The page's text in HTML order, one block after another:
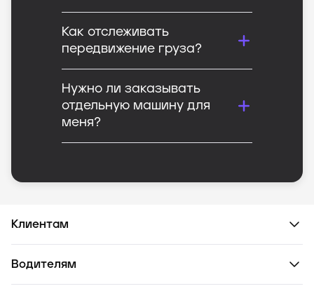
Как отслеживать
передвижение груза?
Нужно ли заказывать
отдельную машину для
меня?
Клиентам
Водителям